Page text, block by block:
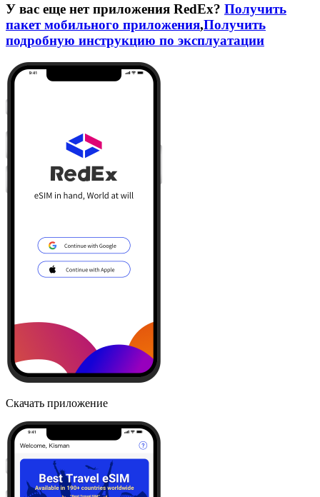
У вас еще нет приложения RedEx? Получить
пакет мобильного приложения,Получить
подробную инструкцию по эксплуатации
Скачать приложение